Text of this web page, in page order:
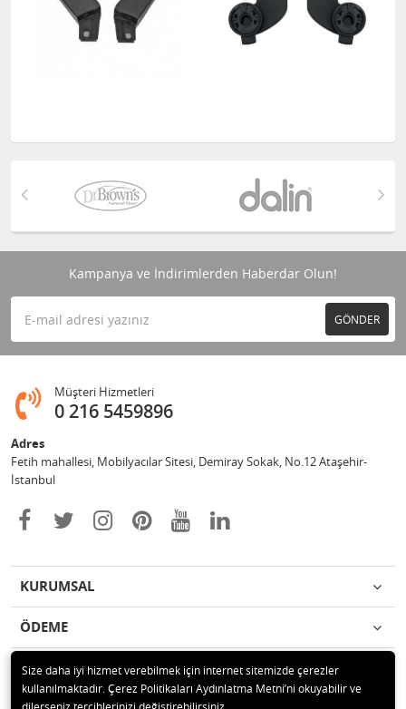
Kampanya ve İndirimlerden Haberdar Olun!
GÖNDER
Müşteri Hizmetleri
0 216 5459896
Adres
Fetih mahallesi, Mobilyacılar Sitesi, Demiray Sokak, No.12 Ataşehir-
İstanbul
KURUMSAL
ÖDEME
İLETİŞİM
Size daha iyi hizmet verebilmek için internet sitemizde çerezler
kullanılmaktadır. Çerez Politikaları Aydınlatma Metni’ni okuyabilir ve